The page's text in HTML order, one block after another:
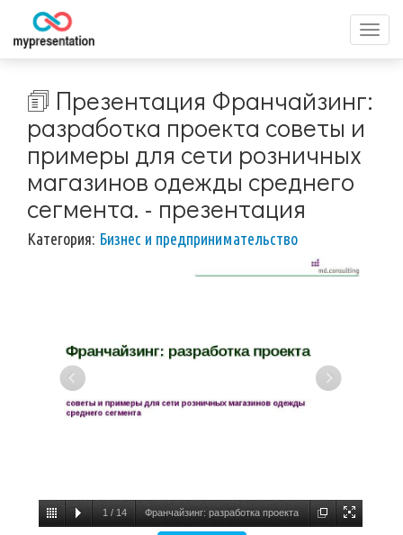
меню
🗊 Презентация Франчайзинг:
разработка проекта советы и
примеры для сети розничных
магазинов одежды среднего
сегмента. - презентация
Категория: Бизнес и предпринимательство
1 / 14 Франчайзинг: разработка проекта